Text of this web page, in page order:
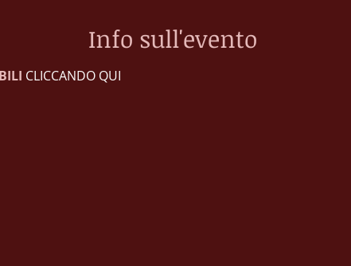
Info sull'evento
CLICCANDO QUI